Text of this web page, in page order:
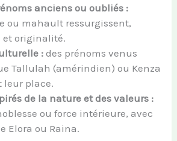
anciens ou oubliés :
ou mahault ressurgissent,
originalité.
: des prénoms venus
Tallulah (amérindien) ou Kenza
leur place.
de la nature et des valeurs :
ou force intérieure, avec
Elora ou Raina.